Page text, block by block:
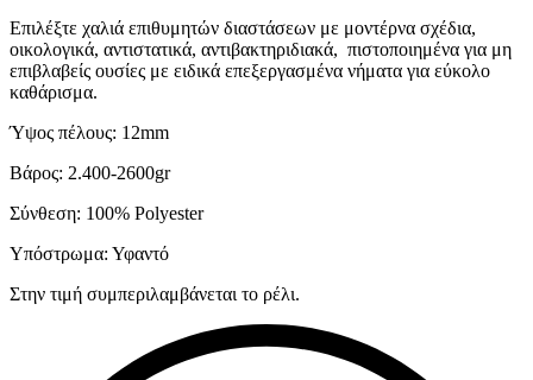
Επιλέξτε χαλιά επιθυμητών διαστάσεων με μοντέρνα σχέδια,
οικολογικά, αντιστατικά, αντιβακτηριδιακά, πιστοποιημένα για μη
επιβλαβείς ουσίες με ειδικά επεξεργασμένα νήματα για εύκολο
καθάρισμα.
Ύψος πέλους: 12mm
Βάρος: 2.400-2600gr
Σύνθεση: 100% Polyester
Υπόστρωμα: Υφαντό
Στην τιμή συμπεριλαμβάνεται το ρέλι.